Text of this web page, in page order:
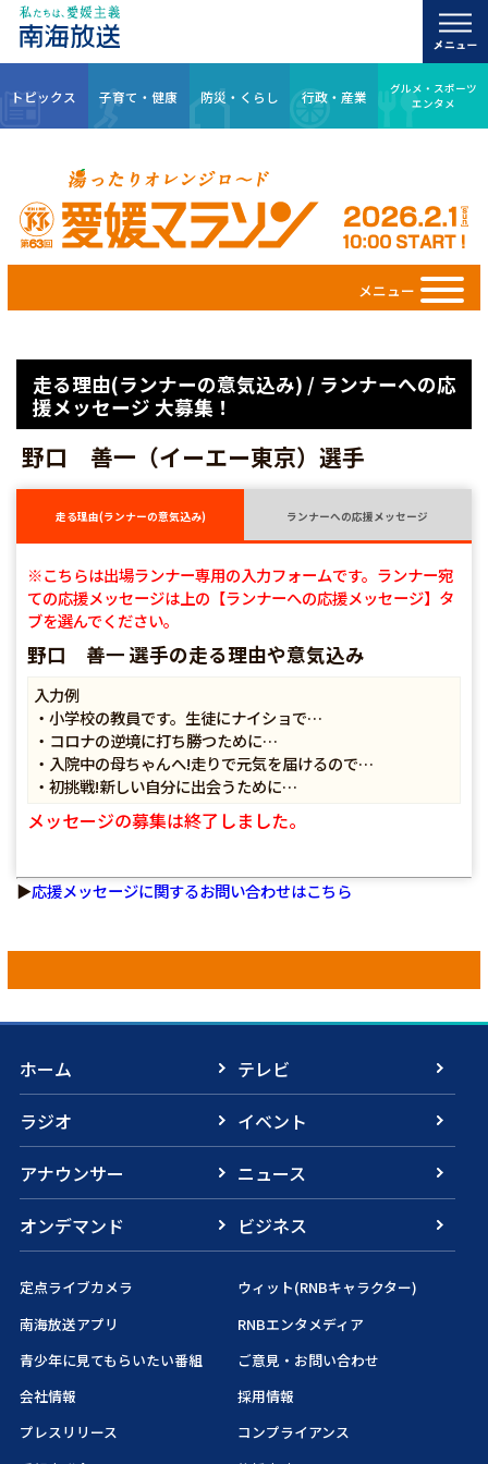
トピックス 子育て・健康 防災・くらし 行政・産業
グルメ・スポーツ
エンタメ
メニュー
走る理由(ランナーの意気込み) / ランナーへの応
援メッセージ 大募集！
野口 善一（イーエー東京）選手
走る理由(ランナーの意気込み) ランナーへの応援メッセージ
※こちらは出場ランナー専用の入力フォームです。ランナー宛
ての応援メッセージは上の【ランナーへの応援メッセージ】タ
ブを選んでください。
野口 善一 選手の走る理由や意気込み
入力例
・小学校の教員です。生徒にナイショで…
・コロナの逆境に打ち勝つために…
・入院中の母ちゃんへ!走りで元気を届けるので…
・初挑戦!新しい自分に出会うために…
メッセージの募集は終了しました。
▶応援メッセージに関するお問い合わせはこちら
ホーム
テレビ
ラジオ
イベント
アナウンサー
ニュース
オンデマンド
ビジネス
定点ライブカメラ
ウィット(RNBキャラクター)
南海放送アプリ
RNBエンタメディア
青少年に見てもらいたい番組
ご意見・お問い合わせ
会社情報
採用情報
プレスリリース
コンプライアンス